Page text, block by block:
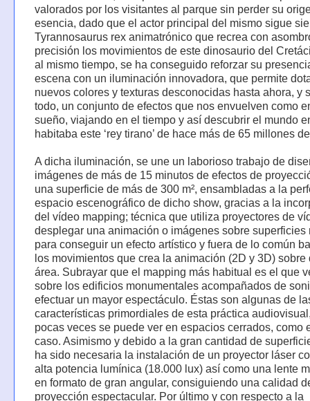
valorados por los visitantes al parque sin perder su
esencia, dado que el actor principal del mismo sigue
Tyrannosaurus rex animatrónico que recrea con
precisión los movimientos de este dinosaurio del
al mismo tiempo, se ha conseguido reforzar su
escena con un iluminación innovadora, que permite
nuevos colores y texturas desconocidas hasta ahora, y
todo, un conjunto de efectos que nos envuelven como
sueño, viajando en el tiempo y así descubrir el mundo
habitaba este ‘rey tirano’ de hace más de 65 millones
A dicha iluminación, se une un laborioso trabajo de
imágenes de más de 15 minutos de efectos de
una superficie de más de 300 m², ensambladas a la
espacio escenográfico de dicho show, gracias a la
del vídeo mapping; técnica que utiliza proyectores de
desplegar una animación o imágenes sobre superficies
para conseguir un efecto artístico y fuera de lo común
los movimientos que crea la animación (2D y 3D) sobre
área. Subrayar que el mapping más habitual es el que
sobre los edificios monumentales acompañados de
efectuar un mayor espectáculo. Éstas son algunas de
características primordiales de esta práctica
pocas veces se puede ver en espacios cerrados, como
caso. Asimismo y debido a la gran cantidad de
ha sido necesaria la instalación de un proyector láser
alta potencia lumínica (18.000 lux) así como una lente
en formato de gran angular, consiguiendo una calidad
proyección espectacular. Por último y con respecto a la